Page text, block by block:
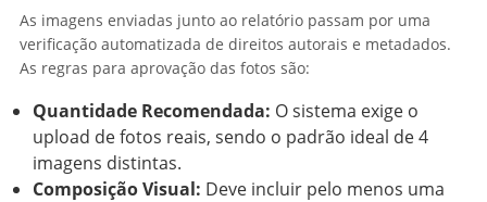
As imagens enviadas junto ao relatório passam por uma
verificação automatizada de direitos autorais e metadados.
As regras para aprovação das fotos são:
Quantidade Recomendada: O sistema exige o
upload de fotos reais, sendo o padrão ideal de 4
imagens distintas.
Composição Visual: Deve incluir pelo menos uma